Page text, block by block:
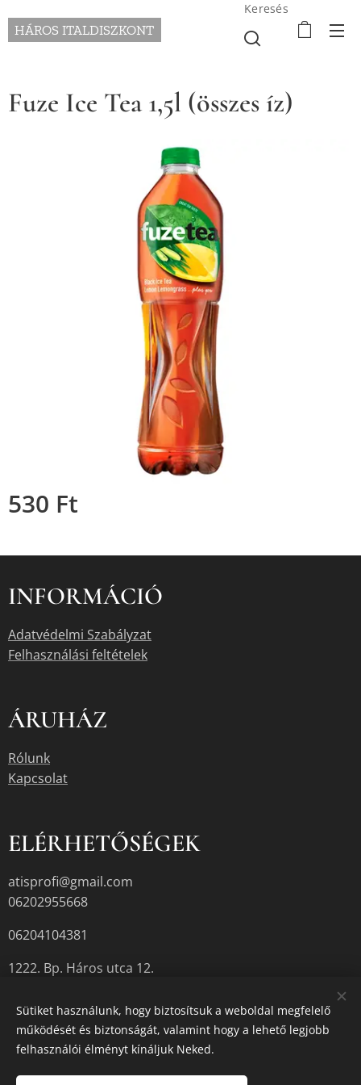
HÁROS ITALDISZKONT
Keresés
Fuze Ice Tea 1,5l (összes íz)
530 Ft
INFORMÁCIÓ
Adatvédelmi Szabályzat
Felhasználási feltételek
ÁRUHÁZ
Rólunk
Kapcsolat
ELÉRHETŐSÉGEK
atisprofi@gmail.com
06202955668
06204104381
1222. Bp. Háros utca 12.
A termékek aktuális készletéről érdeklődjön az üzletben, vagy a
megadott elérhetőségek egyikén.
Sütiket használunk, hogy biztosítsuk a weboldal megfelelő
működését és biztonságát, valamint hogy a lehető legjobb
felhasználói élményt kínáljuk Neked.